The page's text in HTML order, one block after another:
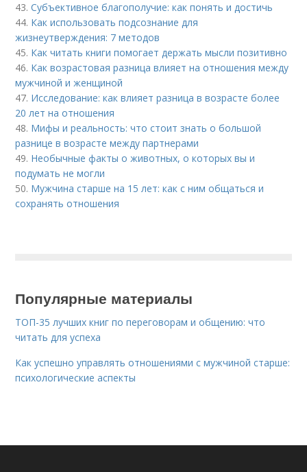
43.Субъективное благополучие: как понять и достичь
44. Как использовать подсознание для
жизнеутверждения: 7 методов
45. Как читать книги помогает держать мысли позитивно
46. Как возрастовая разница влияет на отношения между
мужчиной и женщиной
47. Исследование: как влияет разница в возрасте более
20 лет на отношения
48. Мифы и реальность: что стоит знать о большой
разнице в возрасте между партнерами
49. Необычные факты о животных, о которых вы и
подумать не могли
50. Мужчина старше на 15 лет: как с ним общаться и
сохранять отношения
Популярные материалы
ТОП-35 лучших книг по переговорам и общению: что
читать для успеха
Как успешно управлять отношениями с мужчиной старше:
психологические аспекты